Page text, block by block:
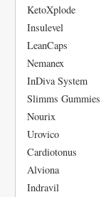
KetoXplode
Insulevel
LeanCaps
Nemanex
InDiva System
Slimms Gummies
Nourix
Urovico
Cardiotonus
Alviona
Indravil